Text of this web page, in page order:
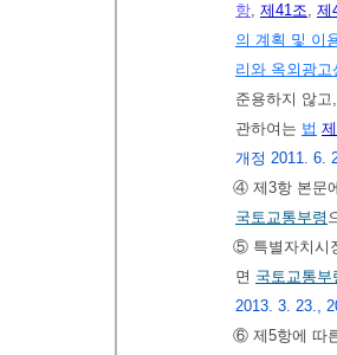
항, 제41조, 제
의 계획 및 이
리와 옥외광
준용하지 않
관하여는 법
개정 2011. 6.
④ 제3항 본문
국토교통부령
⑤ 특별자치시
면 국토교통부
2013. 3. 23.,
⑥ 제5항에 따